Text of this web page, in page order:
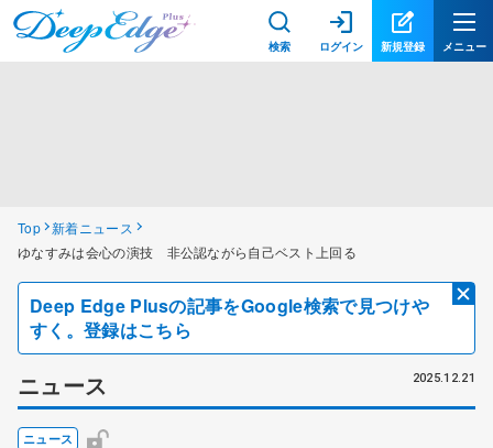
検索 ログイン 新規登録 メニュー
Top 新着ニュース
ゆなすみは会心の演技 非公認ながら自己ベスト上回る
Deep Edge Plusの記事をGoogle検索で見つけや
すく。登録はこちら
ニュース 2025.12.21
ニュース